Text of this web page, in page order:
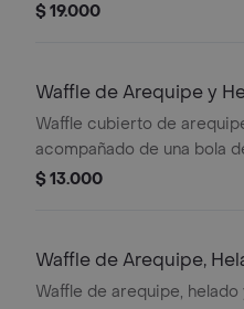
$ 19.000
Waffle de Arequipe y
Waffle cubierto de
acompañado de una bola
$ 13.000
Waffle de Arequipe,
Fruta.
Waffle de arequipe, helado